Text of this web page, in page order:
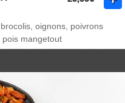
oignons, poivrons
mangetout